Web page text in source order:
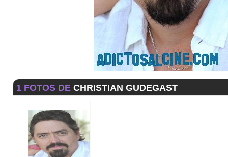
1 FOTOS DE CHRISTIAN GUDEGAST